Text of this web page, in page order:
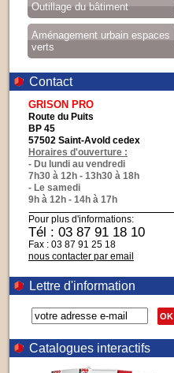
Outillage du bâtiment
Aménagement urbain espaces
verts
Contact
GRISON PRO
Route du Puits
BP 45
57502 Saint-Avold cedex
Horaires d'ouverture :
- Du lundi au vendredi
7h30 à 12h - 13h30 à 18h
- Le samedi
9h à 12h - 14h à 17h
Pour plus d'informations:
Tél : 03 87 91 18 10
Fax : 03 87 91 25 18
nous contacter par email
Lettre d'information
OK
Catalogues interactifs